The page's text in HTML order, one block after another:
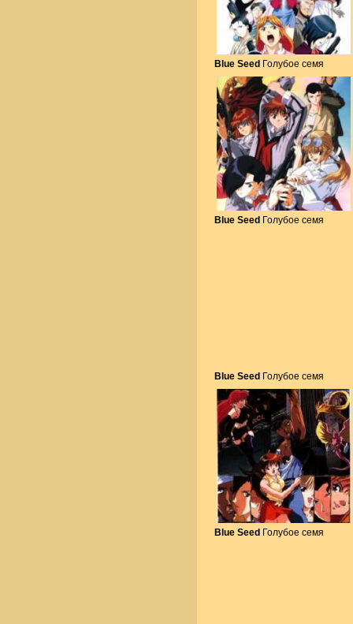
Blue Seed Голубое семя
Blue Seed Голубое семя
Blue Seed Голубое семя
Blue Seed Голубое семя